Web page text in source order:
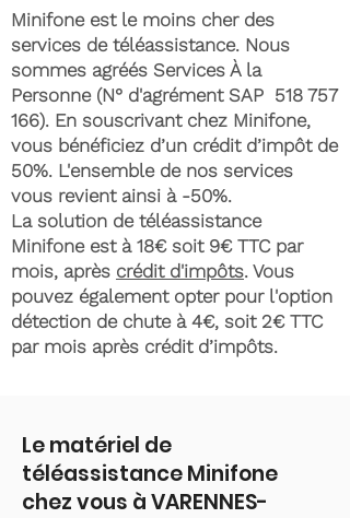
Minifone est le moins cher des
services de téléassistance. Nous
sommes agréés Services À la
Personne (N° d'agrément SAP 518 757
166). En souscrivant chez Minifone,
vous bénéficiez d’un crédit d’impôt de
50%. L'ensemble de nos services
vous revient ainsi à -50%.
La solution de téléassistance
Minifone est à 18€ soit 9€ TTC par
mois, après crédit d'impôts. Vous
pouvez également opter pour l'option
détection de chute à 4€, soit 2€ TTC
par mois après crédit d’impôts.
Le matériel de
téléassistance Minifone
chez vous à VARENNES-